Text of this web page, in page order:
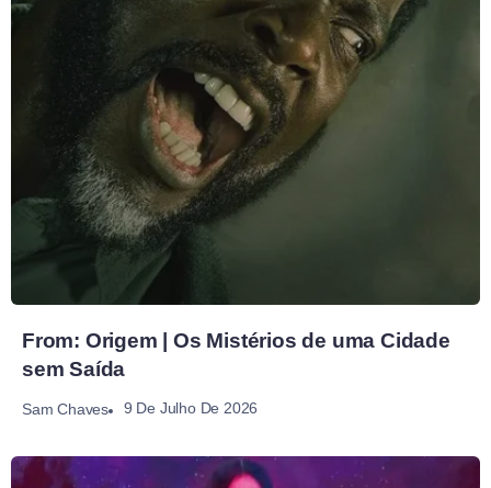
From: Origem | Os Mistérios de uma Cidade
sem Saída
Sam Chaves 9 De Julho De 2026